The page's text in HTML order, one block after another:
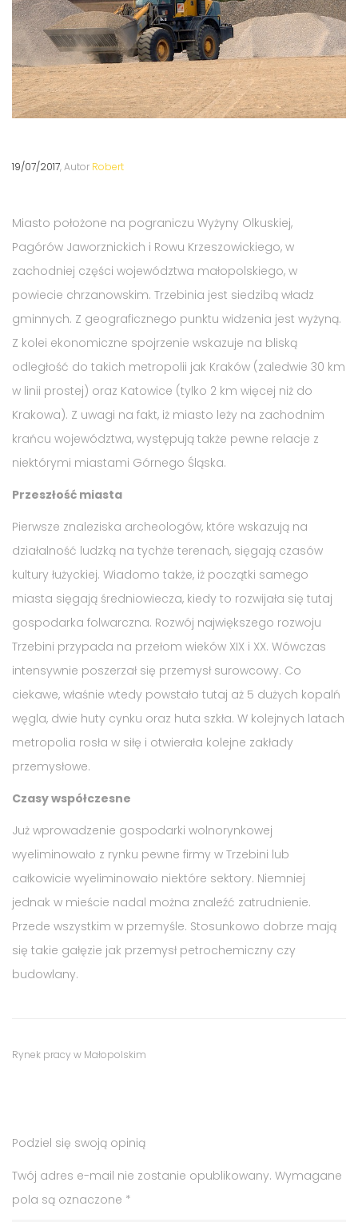
19/07/2017, Autor Robert
Miasto położone na pograniczu Wyżyny Olkuskiej,
Pagórów Jaworznickich i Rowu Krzeszowickiego, w
zachodniej części województwa małopolskiego, w
powiecie chrzanowskim. Trzebinia jest siedzibą władz
gminnych. Z geograficznego punktu widzenia jest wyżyną.
Z kolei ekonomiczne spojrzenie wskazuje na bliską
odległość do takich metropolii jak Kraków (zaledwie 30 km
w linii prostej) oraz Katowice (tylko 2 km więcej niż do
Krakowa). Z uwagi na fakt, iż miasto leży na zachodnim
krańcu województwa, występują także pewne relacje z
niektórymi miastami Górnego Śląska.
Przeszłość miasta
Pierwsze znaleziska archeologów, które wskazują na
działalność ludzką na tychże terenach, sięgają czasów
kultury łużyckiej. Wiadomo także, iż początki samego
miasta sięgają średniowiecza, kiedy to rozwijała się tutaj
gospodarka folwarczna. Rozwój największego rozwoju
Trzebini przypada na przełom wieków XIX i XX. Wówczas
intensywnie poszerzał się przemysł surowcowy. Co
ciekawe, właśnie wtedy powstało tutaj aż 5 dużych kopalń
węgla, dwie huty cynku oraz huta szkła. W kolejnych latach
metropolia rosła w siłę i otwierała kolejne zakłady
przemysłowe.
Czasy współczesne
Już wprowadzenie gospodarki wolnorynkowej
wyeliminowało z rynku pewne firmy w Trzebini lub
całkowicie wyeliminowało niektóre sektory. Niemniej
jednak w mieście nadal można znaleźć zatrudnienie.
Przede wszystkim w przemyśle. Stosunkowo dobrze mają
się takie gałęzie jak przemysł petrochemiczny czy
budowlany.
Tags
praca
w
Trzebinii,
Category
Rynek pracy w Małopolskim
Podziel się swoją opinią
Twój adres e-mail nie zostanie opublikowany. Wymagane
pola są oznaczone *